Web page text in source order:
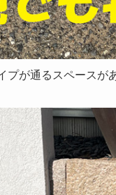
が通るスペースが